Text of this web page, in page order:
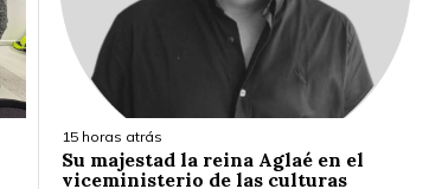
15 horas atrás
Su majestad la reina Aglaé en el
viceministerio de las culturas